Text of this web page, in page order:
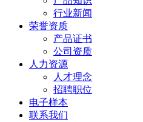
行业新闻
荣誉资质
产品证书
公司资质
人力资源
人才理念
招聘职位
电子样本
联系我们